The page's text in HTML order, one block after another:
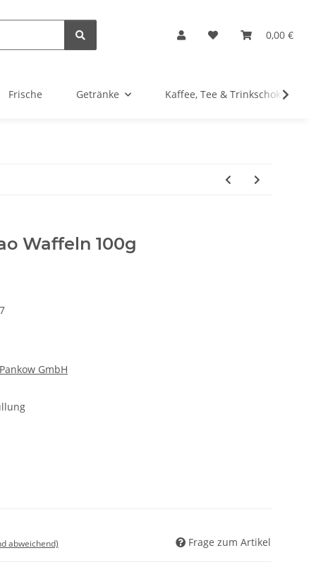
0,00 €
Frische Getränke Kaffee, Tee & Trinkschokolade
Waffeln 100g
GmbH
abweichend) Frage zum Artikel